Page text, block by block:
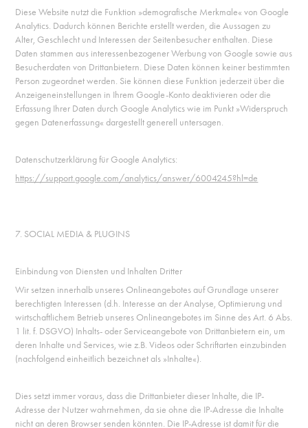
Diese Website nutzt die Funktion »demografische Merkmale« von Google
Analytics. Dadurch können Berichte erstellt werden, die Aussagen zu
Alter, Geschlecht und Interessen der Seitenbesucher enthalten. Diese
Daten stammen aus interessenbezogener Werbung von Google sowie aus
Besucherdaten von Drittanbietern. Diese Daten können keiner bestimmten
Person zugeordnet werden. Sie können diese Funktion jederzeit über die
Anzeigeneinstellungen in Ihrem Google-Konto deaktivieren oder die
Erfassung Ihrer Daten durch Google Analytics wie im Punkt »Widerspruch
gegen Datenerfassung« dargestellt generell untersagen.
Datenschutzerklärung für Google Analytics:
https://support.google.com/analytics/answer/6004245?hl=de
7. SOCIAL MEDIA & PLUGINS
Einbindung von Diensten und Inhalten Dritter
Wir setzen innerhalb unseres Onlineangebotes auf Grundlage unserer
berechtigten Interessen (d.h. Interesse an der Analyse, Optimierung und
wirtschaftlichem Betrieb unseres Onlineangebotes im Sinne des Art. 6 Abs.
1 lit. f. DSGVO) Inhalts- oder Serviceangebote von Drittanbietern ein, um
deren Inhalte und Services, wie z.B. Videos oder Schriftarten einzubinden
(nachfolgend einheitlich bezeichnet als »Inhalte«).
Dies setzt immer voraus, dass die Drittanbieter dieser Inhalte, die IP-
Adresse der Nutzer wahrnehmen, da sie ohne die IP-Adresse die Inhalte
nicht an deren Browser senden könnten. Die IP-Adresse ist damit für die